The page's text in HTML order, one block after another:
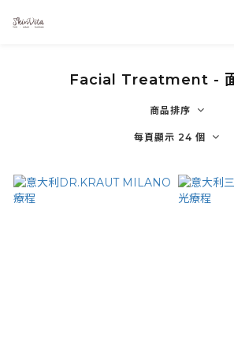
Facial Treatment -
商品排序
每頁顯示 24 個